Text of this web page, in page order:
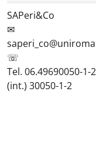
SAPeri&Co
✉
☏
Tel. 06.49690050-1-2
(int.) 30050-1-2